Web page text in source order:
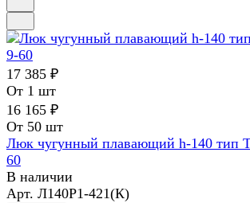
17 385 ₽
От 1 шт
16 165 ₽
От 50 шт
Люк чугунный плавающий h-140 тип
60
В наличии
Арт. Л140Р1-421(К)